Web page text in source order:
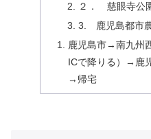
２． 慈眼寺公
3. 鹿児島都市
鹿児島市→南九州
ICで降りる）→鹿
→帰宅